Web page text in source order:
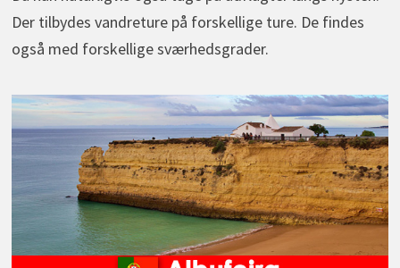
Der tilbydes vandreture på forskellige ture. De findes
også med forskellige sværhedsgrader.